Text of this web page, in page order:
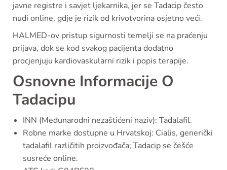
javne registre i savjet ljekarnika, jer se Tadacip često
nudi online, gdje je rizik od krivotvorina osjetno veći.
HALMED-ov pristup sigurnosti temelji se na praćenju
prijava, dok se kod svakog pacijenta dodatno
procjenjuju kardiovaskularni rizik i popis terapije.
Osnovne Informacije O
Tadacipu
INN (Međunarodni nezaštićeni naziv): Tadalafil.
Robne marke dostupne u Hrvatskoj: Cialis, generički
tadalafil različitih proizvođača; Tadacip se češće
susreće online.